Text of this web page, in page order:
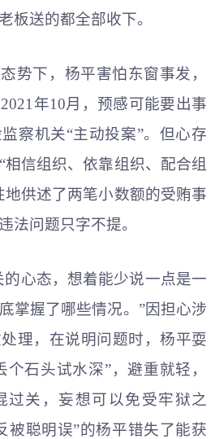
板送的都全部收下。
势下，杨平害怕东窗事发，
年10月，预感可能要出事
察机关“主动投案”。但心存
信组织、依靠组织、配合组
地供述了两笔小数额的受贿事
法问题只字不提。
的心态，想着能少说一点是一
掌握了哪些情况。”因担心涉
理，在说明问题时，杨平耍
个石头试水深”，避重就轻，
过关，妄想可以免受牢狱之
被聪明误”的杨平错失了能获